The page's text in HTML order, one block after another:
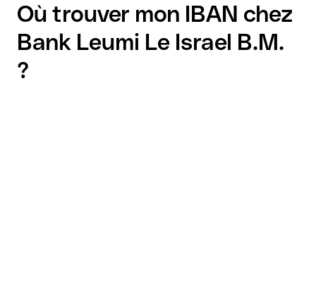
Où trouver mon IBAN chez
Bank Leumi Le Israel B.M.
?